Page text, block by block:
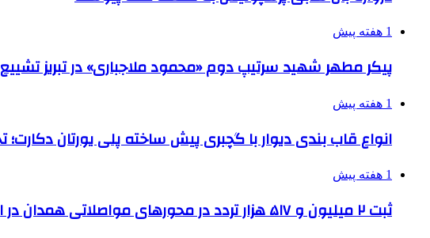
1 هفته پیش
پیکر مطهر شهید سرتیپ دوم «محمود ملاجباری» در تبریز
1 هفته پیش
انواع قاب بندی دیوار با گچبری پیش ساخته پلی یورتان
1 هفته پیش
ثبت ۲ میلیون و ۵۱۷ هزار تردد در محورهای مواصلاتی همدان در ایام اربعین